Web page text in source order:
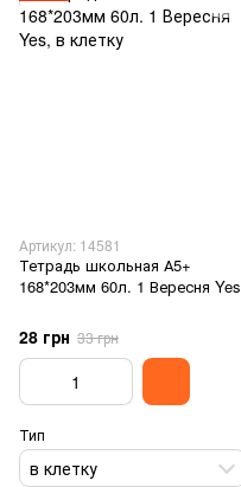
Артикул: 14581
Тетрадь школьная А5+
168*203мм 60л. 1 Вересня Yes
28 грн 33 грн
Тип
в клетку